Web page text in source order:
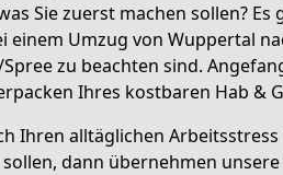
Sie zuerst machen sollen?
einem Umzug von Wuppertal
zu beachten sind.
Ihres kostbaren Hab &
Ihren alltäglichen
dann übernehmen